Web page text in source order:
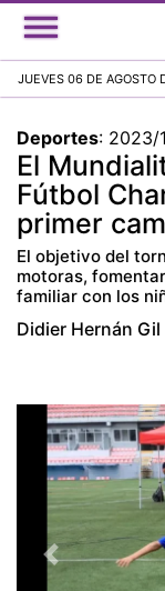
JUEVES 06 DE AGOSTO
Deportes: 2023/
El
Fútbol
primer
El objetivo del
motoras,
familiar con los
Didier Hernán Gil